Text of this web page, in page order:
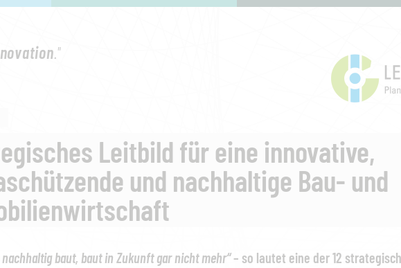
."
Leitbild für eine innovative,
und nachhaltige Bau- und
nachhaltig baut, baut in Zukunft gar nicht mehr“– so lautet eine der 12